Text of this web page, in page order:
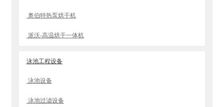
奥伯特热泵烘干机
派沃-高温烘干一体机
泳池工程设备
泳池设备
泳池过滤设备